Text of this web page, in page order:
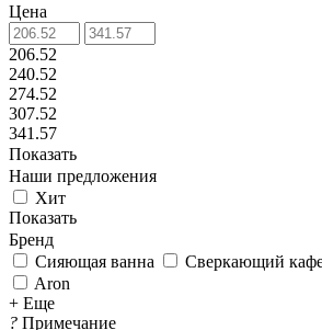
Цена
206.52
240.52
274.52
307.52
341.57
Показать
Наши предложения
Хит
Показать
Бренд
Сияющая ванна
Сверкающий
Aron
+ Еще
? Примечание